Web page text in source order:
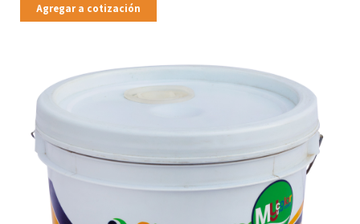
Agregar a cotización